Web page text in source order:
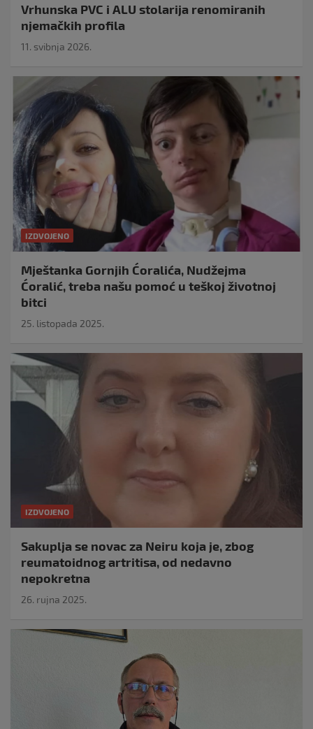
Vrhunska PVC i ALU stolarija renomiranih
njemačkih profila
11. svibnja 2026.
IZDVOJENO
Mještanka Gornjih Ćoralića, Nudžejma
Ćoralić, treba našu pomoć u teškoj životnoj
bitci
25. listopada 2025.
IZDVOJENO
Sakuplja se novac za Neiru koja je, zbog
reumatoidnog artritisa, od nedavno
nepokretna
26. rujna 2025.